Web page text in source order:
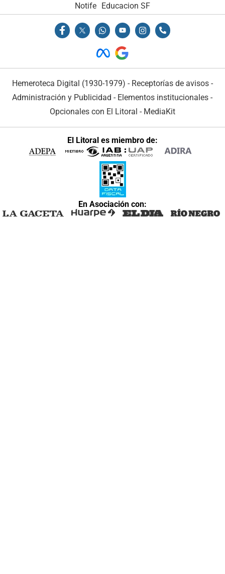
Notife
Educacion SF
Hemeroteca Digital (1930-1979) - Receptorías de avisos -
Administración y Publicidad - Elementos institucionales -
Opcionales con El Litoral - MediaKit
El Litoral es miembro de:
En Asociación con: